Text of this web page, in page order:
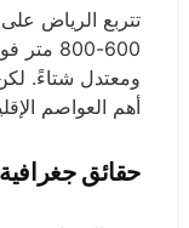
تتربع الرياض
600-
ومعتدل شتاءً.
أهم العواصم
حقائق